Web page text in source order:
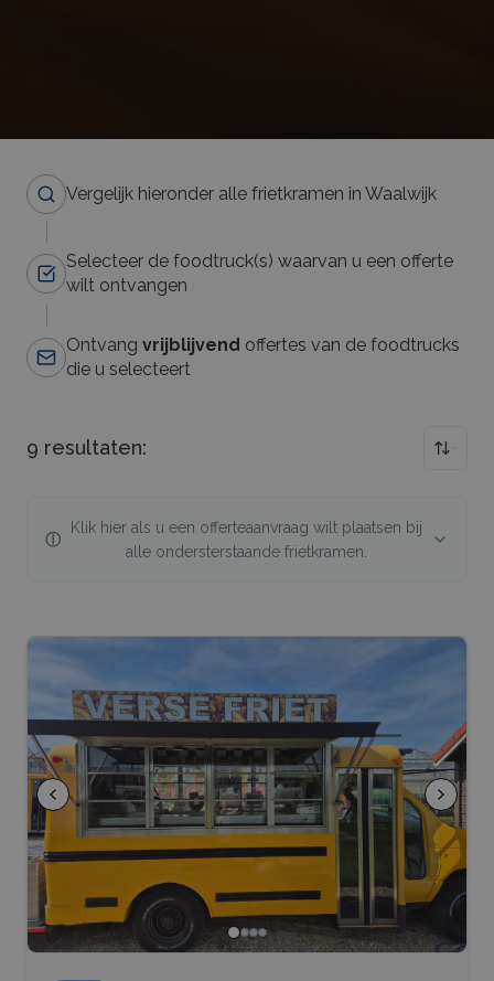
Vergelijk hieronder alle frietkramen in Waalwijk
Selecteer de foodtruck(s) waarvan u een offerte
wilt ontvangen
Ontvang vrijblijvend offertes van de foodtrucks
die u selecteert
9 resultaten:
ⓘ
Klik hier als u een offerteaanvraag wilt plaatsen bij
alle ondersterstaande frietkramen